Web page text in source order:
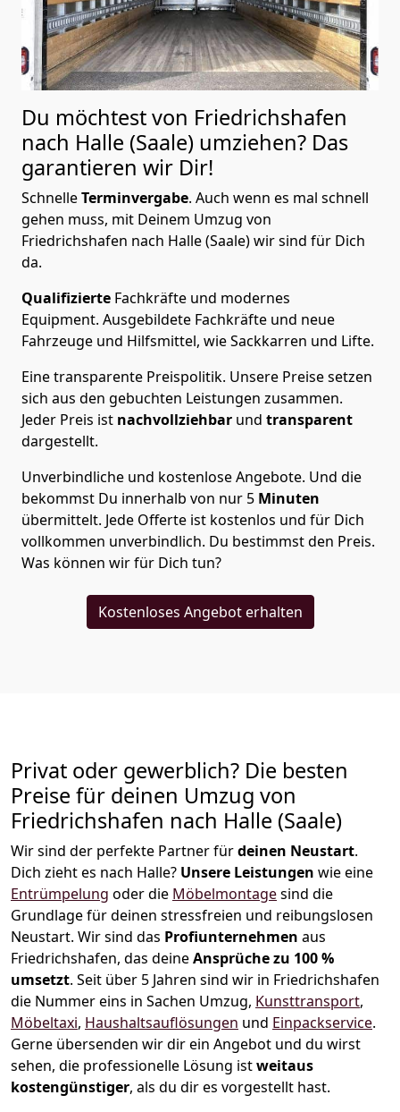
Du möchtest von Friedrichshafen
nach Halle (Saale) umziehen? Das
garantieren wir Dir!
SchnelleTerminvergabe. Auch wenn es mal schnell
gehen muss, mit Deinem Umzug von
Friedrichshafen nach Halle (Saale) wir sind für Dich
da.
Qualifizierte Fachkräfte und modernes
Equipment. Ausgebildete Fachkräfte und neue
Fahrzeuge und Hilfsmittel, wie Sackkarren und Lifte.
Eine transparente Preispolitik. Unsere Preise setzen
sich aus den gebuchten Leistungen zusammen.
Jeder Preis ist nachvollziehbar und transparent
dargestellt.
Unverbindliche und kostenlose Angebote. Und die
bekommst Du innerhalb von nur 5 Minuten
übermittelt. Jede Offerte ist kostenlos und für Dich
vollkommen unverbindlich. Du bestimmst den Preis.
Was können wir für Dich tun?
Kostenloses Angebot erhalten
Privat oder gewerblich? Die besten
Preise für deinen Umzug von
Friedrichshafen nach Halle (Saale)
Wir sind der perfekte Partner fürdeinen Neustart.
Dich zieht es nach Halle? Unsere Leistungen wie eine
Entrümpelung oder die Möbelmontagesind die
Grundlage für deinen stressfreien und reibungslosen
Neustart. Wir sind das Profiunternehmen aus
Friedrichshafen, das deineAnsprüche zu 100 %
umsetzt. Seit über 5 Jahren sind wir in Friedrichshafen
die Nummer eins in Sachen Umzug, Kunsttransport,
Möbeltaxi, Haushaltsauflösungen und Einpackservice.
Gerne übersenden wir dir ein Angebot und du wirst
sehen, die professionelle Lösung istweitaus
kostengünstiger, als du dir es vorgestellt hast.